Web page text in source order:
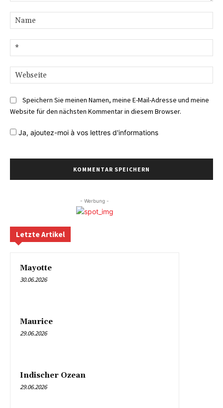
Speichern Sie meinen Namen, meine E-Mail-Adresse und meine
Website für den nächsten Kommentar in diesem Browser.
Ja, ajoutez-moi à vos lettres d'informations
- Werbung -
Letzte Artikel
Mayotte
30.06.2026
Maurice
29.06.2026
Indischer Ozean
29.06.2026